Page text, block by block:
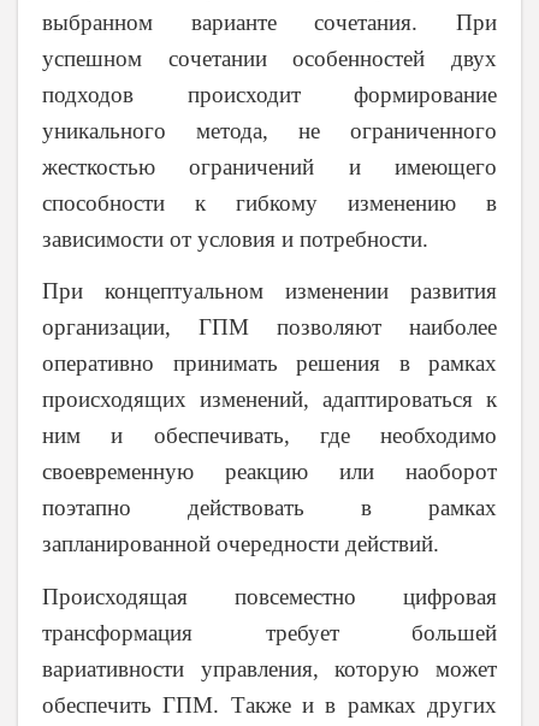
выбранном варианте сочетания. При
успешном сочетании особенностей двух
подходов происходит формирование
уникального метода, не ограниченного
жесткостью ограничений и имеющего
способности к гибкому изменению в
зависимости от условия и потребности.
При концептуальном изменении развития
организации, ГПМ позволяют наиболее
оперативно принимать решения в рамках
происходящих изменений, адаптироваться к
ним и обеспечивать, где необходимо
своевременную реакцию или наоборот
поэтапно действовать в рамках
запланированной очередности действий.
Происходящая повсеместно цифровая
трансформация требует большей
вариативности управления, которую может
обеспечить ГПМ. Также и в рамках других